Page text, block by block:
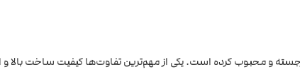
و محبوب کرده است. یکی از مهم‌ترین تفاوت‌ها کیفیت ساخت بالا و